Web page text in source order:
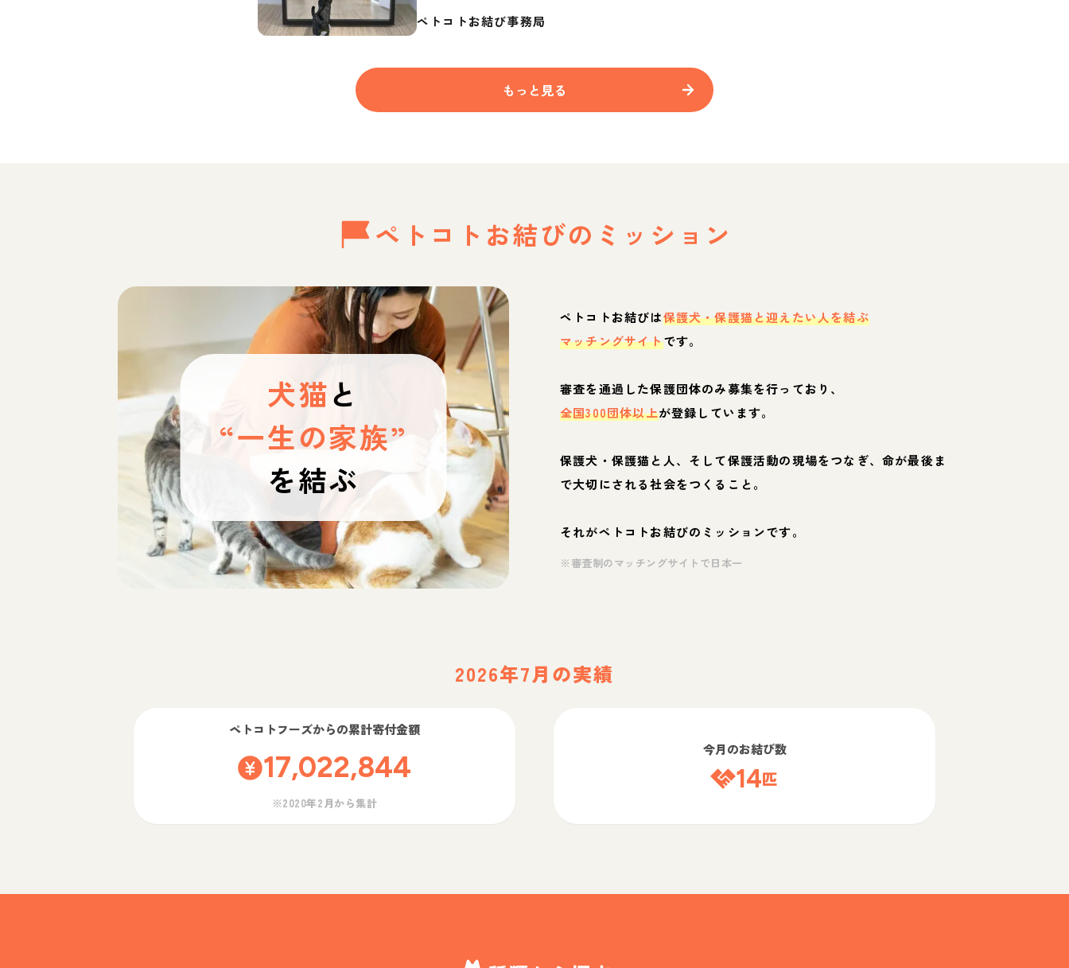
ペトコトお結び事務局
もっと見る
ペトコトお結びの ミッション
犬猫と
“一生の家族”
を結ぶ
ペトコトお結びは保護犬・保護猫と迎えたい人を結ぶ
マッチングサイトです。
審査を通過した保護団体のみ募集を行っており、
全国300団体以上が登録しています。
保護犬・保護猫と人、そして保護活動の現場をつなぎ、命が最後ま
で大切にされる社会をつくること。
それがペトコトお結びのミッションです。
※審査制のマッチングサイトで日本一
2026年7月の実績
ペトコトフーズからの累計寄付金額
17,022,844
※2020年2月から集計
今月のお結び数
14匹